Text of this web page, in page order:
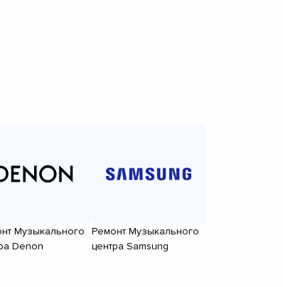
Музыкального
Denon
Ремонт Музыкального
центра Samsung